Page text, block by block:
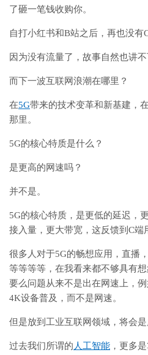
了砸一笔钱收购你。
自打小红书和B站之后，再也没有
因为没有流量了，故事自然也讲不
而下一波互联网浪潮在哪里？
在5G带来的技术变革和新基建，
那里。
5G的核心特质是什么？
是更高的网速吗？
并不是。
5G的核心特质，是更低的延迟，
接入量，更大带宽，这反馈到C端
很多人对于5G的畅想应用，直播
等等等等，在我看来都不够具有
要么问题从来不是出在网速上，
4K设备普及，而不是网速。
但是放到工业互联网领域，将会是
过去我们所谓的 人工智能 ，更多